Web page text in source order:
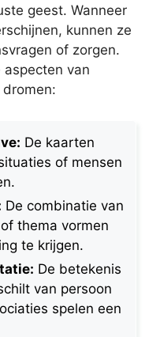
geest. Wanneer
kunnen ze
of zorgen.
aspecten van
De kaarten
of mensen
De combinatie van
thema vormen
te krijgen.
De betekenis
van persoon
spelen een